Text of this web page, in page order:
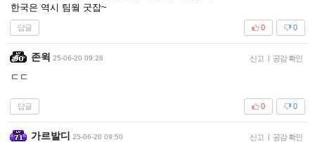
한국은 역시 팀웤 굿잡~
답글 0
0
존윅 25-06-20 09:28 신고 | 공감 확인
ㄷㄷ
답글 0
0
가르발디 25-06-20 09:50 신고 | 공감 확인